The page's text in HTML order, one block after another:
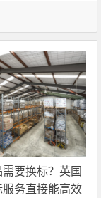
要换标？英国
服务直接能高效